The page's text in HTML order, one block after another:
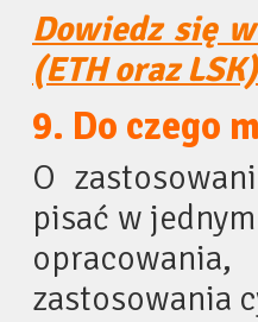
Dowiedz się
(ETH oraz
9. Do czego
O
pisać w
zastosowania